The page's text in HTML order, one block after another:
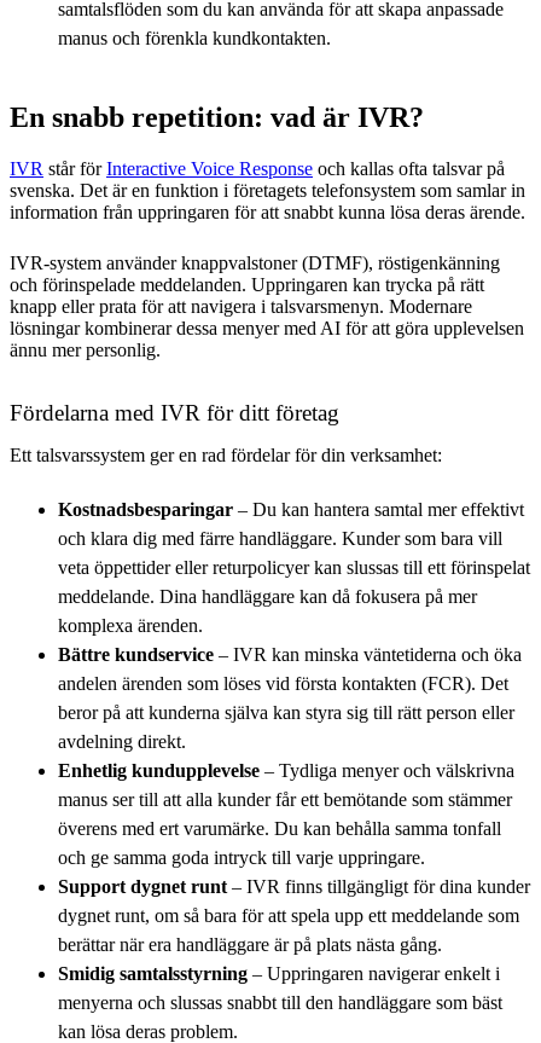
samtalsflöden som du kan använda för att skapa anpassade
manus och förenkla kundkontakten.
En snabb repetition: vad är IVR?
IVR står förInteractive Voice Response och kallas ofta talsvar på
svenska. Det är en funktion i företagets telefonsystem som samlar in
information från uppringaren för att snabbt kunna lösa deras ärende.
IVR-system använder knappvalstoner (DTMF), röstigenkänning
och förinspelade meddelanden. Uppringaren kan trycka på rätt
knapp eller prata för att navigera i talsvarsmenyn. Modernare
lösningar kombinerar dessa menyer med AI för att göra upplevelsen
ännu mer personlig.
Fördelarna med IVR för ditt företag
Ett talsvarssystem ger en rad fördelar för din verksamhet:
Kostnadsbesparingar – Du kan hantera samtal mer effektivt
och klara dig med färre handläggare. Kunder som bara vill
veta öppettider eller returpolicyer kan slussas till ett förinspelat
meddelande. Dina handläggare kan då fokusera på mer
komplexa ärenden.
Bättre kundservice – IVR kan minska väntetiderna och öka
andelen ärenden som löses vid första kontakten (FCR). Det
beror på att kunderna själva kan styra sig till rätt person eller
avdelning direkt.
Enhetlig kundupplevelse – Tydliga menyer och välskrivna
manus ser till att alla kunder får ett bemötande som stämmer
överens med ert varumärke. Du kan behålla samma tonfall
och ge samma goda intryck till varje uppringare.
Support dygnet runt – IVR finns tillgängligt för dina kunder
dygnet runt, om så bara för att spela upp ett meddelande som
berättar när era handläggare är på plats nästa gång.
Smidig samtalsstyrning – Uppringaren navigerar enkelt i
menyerna och slussas snabbt till den handläggare som bäst
kan lösa deras problem.